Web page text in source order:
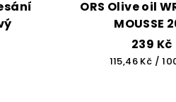
ORS Olive oil
MOUSSE
239 Kč
Měrná
115,46 Kč /